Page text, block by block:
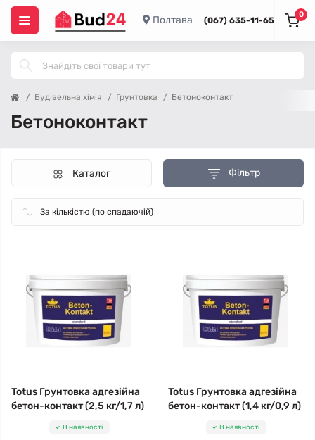
Полтава (067) 635-11-65
0
Будівельна хімія Грунтовка Бетоноконтакт
Бетоноконтакт
Фільтр
Каталог
Totus Грунтовка адгезійна
бетон-контакт (2,5 кг/1,7 л)
В наявності
Totus Грунтовка адгезійна
бетон-контакт (1,4 кг/0,9 л)
В наявності